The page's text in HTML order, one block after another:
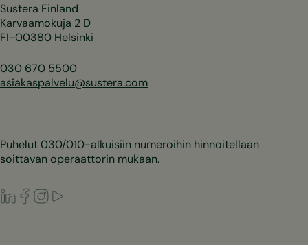
Sustera Finland
Karvaamokuja 2 D
FI-00380 Helsinki
030 670 5500
asiakaspalvelu@sustera.com
Puhelut 030/010-alkuisiin numeroihin hinnoitellaan
soittavan operaattorin mukaan.
LinkedIn
Facebook
Instagram